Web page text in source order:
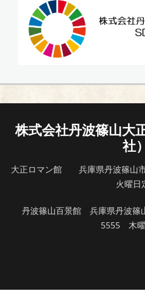
株式会社丹波篠山大
社）
大正ロマン館 兵庫県丹波篠山
火曜日
丹波篠山百景館 兵庫県丹波
5555 木